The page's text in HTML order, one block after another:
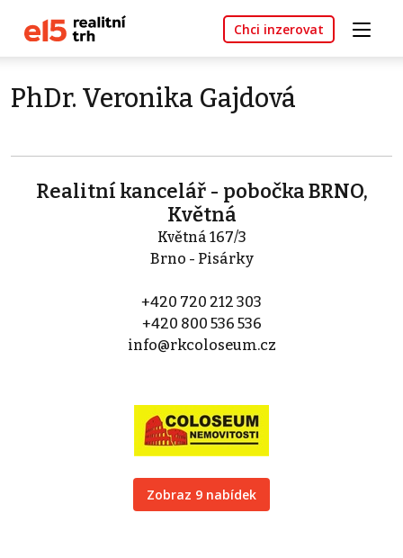
Chci inzerovat
PhDr. Veronika Gajdová
Realitní kancelář - pobočka BRNO,
Květná
Květná 167/3
Brno - Pisárky
+420 720 212 303
+420 800 536 536
info@rkcoloseum.cz
Zobraz 9 nabídek